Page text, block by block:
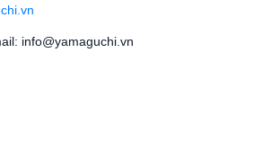
info@yamaguchi.vn